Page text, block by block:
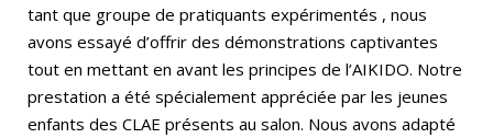
tant que groupe de pratiquants expérimentés , nous
avons essayé d’offrir des démonstrations captivantes
tout en mettant en avant les principes de l’AIKIDO. Notre
prestation a été spécialement appréciée par les jeunes
enfants des CLAE présents au salon. Nous avons adapté